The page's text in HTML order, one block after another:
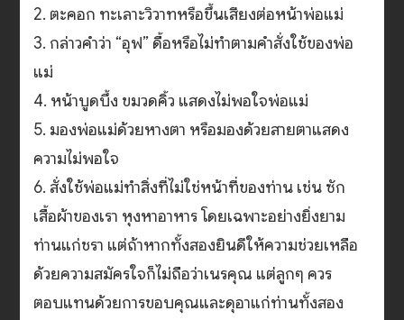
2. ตะคอก ทะเลาะวิวาทหรือขึ้นเสียงต่อหน้าพ่อแม่
3. กล่าวคำว่า “อุฟ” ดื้อหรือไม่ทำตามคำสั่งใช้ของพ่อ
แม่
4. หน้าบูดบึ้ง ขมวดคิ้ว แสดงไม่พอใจพ่อแม่
5. มองพ่อแม่ด้วยหางตา หรือมองด้วยสายตาแสดง
ความไม่พอใจ
6. สั่งใช้พ่อแม่ทำสิ่งที่ไม่ใช่หน้าที่ของท่าน เช่น ซัก
เสื้อผ้าของเรา หุงหาอาหาร โดยเฉพาะอย่างยิ่งยาม
ท่านแก่ชรา แต่ถ้าหากทั้งสองยินดีให้ความช่วยเหลือ
ด้วยความสมัครใจก็ไม่ถือว่าเนรคุณ แต่ลูกๆ ควร
ตอบแทนด้วยการขอบคุณและดุอาแก่ท่านทั้งสอง